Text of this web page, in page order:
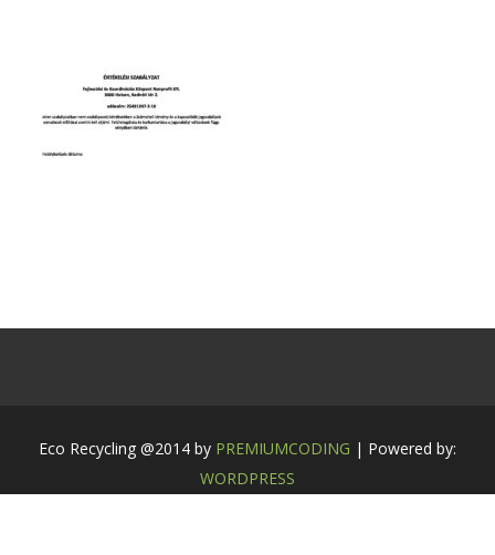
Eco Recycling @2014 by PREMIUMCODING | Powered by:
WORDPRESS